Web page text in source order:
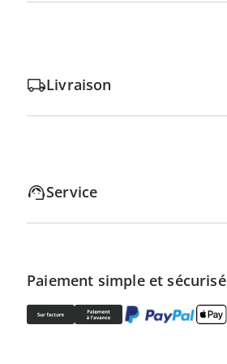
Livraison
Service
Paiement simple et sécurisé